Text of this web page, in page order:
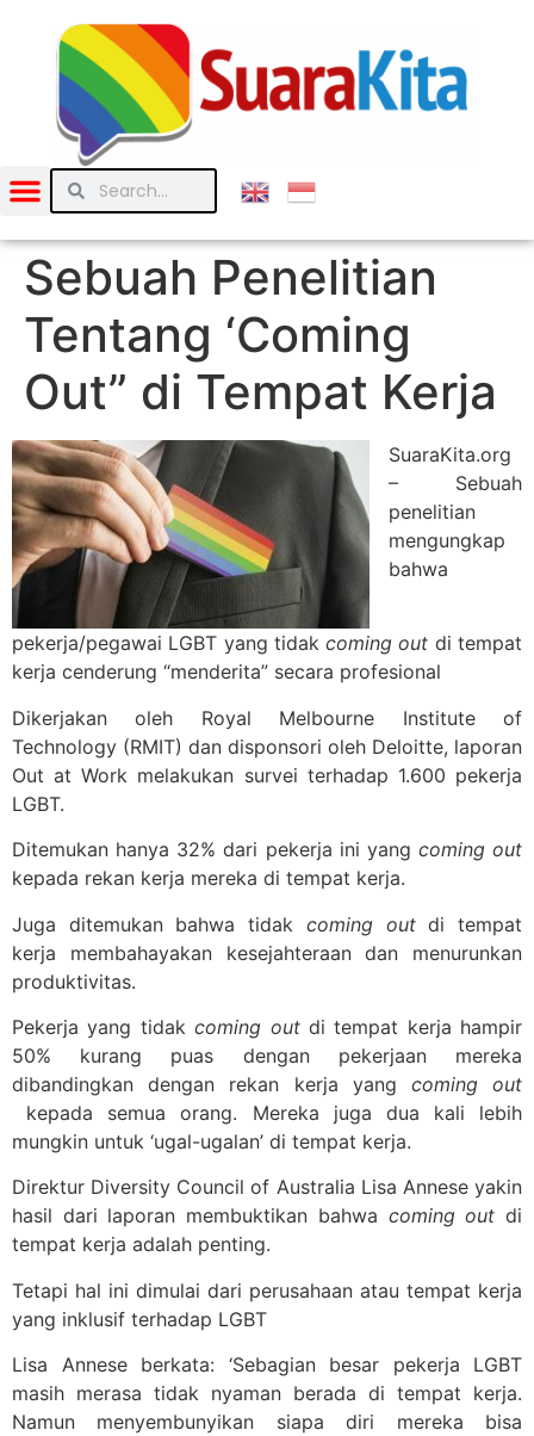
Sebuah Penelitian
Tentang ‘Coming
Out” di Tempat Kerja
SuaraKita.org
– Sebuah
penelitian
mengungkap
bahwa
pekerja/pegawai LGBT yang tidakcoming out di tempat
kerja cenderung “menderita” secara profesional
Dikerjakan oleh Royal Melbourne Institute of
Technology (RMIT) dan disponsori oleh Deloitte, laporan
Out at Work melakukan survei terhadap 1.600 pekerja
LGBT.
Ditemukan hanya 32% dari pekerja ini yang coming out
kepada rekan kerja mereka di tempat kerja.
Juga ditemukan bahwa tidak coming outdi tempat
kerja membahayakan kesejahteraan dan menurunkan
produktivitas.
Pekerja yang tidakcoming out di tempat kerja hampir
50% kurang puas dengan pekerjaan mereka
dibandingkan dengan rekan kerja yang coming out
kepada semua orang. Mereka juga dua kali lebih
mungkin untuk ‘ugal-ugalan’ di tempat kerja.
Direktur Diversity Council of Australia Lisa Annese yakin
hasil dari laporan membuktikan bahwa coming out di
tempat kerja adalah penting.
Tetapi hal ini dimulai dari perusahaan atau tempat kerja
yang inklusif terhadap LGBT
Lisa Annese berkata: ‘Sebagian besar pekerja LGBT
masih merasa tidak nyaman berada di tempat kerja.
Namun menyembunyikan siapa diri mereka bisa